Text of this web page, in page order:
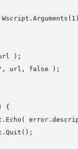
url );
url, false );
{